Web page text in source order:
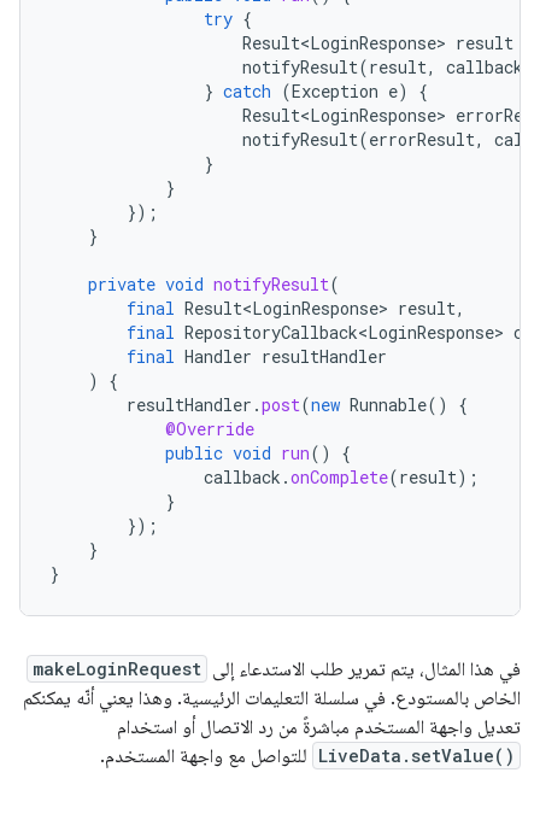
try {
Result<LoginResponse> result
notifyResult(result, callback
} catch (Exception e)
{
Result<LoginResponse>
notifyResult(errorResult,
}
}
});
}
private void notifyResult(
final Result<LoginResponse> result,
final RepositoryCallback<LoginResponse>
final Handler resultHandler
)
{
resultHandler .post(new Runnable()
{
@Override
public void run()
{
callback .onComplete(result);
}
});
}
}
في هذا المثال، يتم تمرير طلب الاستدعاء إلى makeLoginRequest
الخاص بالمستودع. في سلسلة التعليمات الرئيسية. وهذا يعني أنّه يمكنكم
تعديل واجهة المستخدم مباشرةً من رد الاتصال أو استخدام
LiveData.setValue() للتواصل مع واجهة المستخدم.